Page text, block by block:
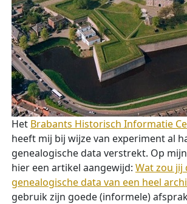
Het Brabants Historisch Informatie
heeft mij bij wijze van experiment al
genealogische data verstrekt. Op
hier een artikel aangewijd: Wat zou jij
genealogische data van een heel
gebruik zijn goede (informele)